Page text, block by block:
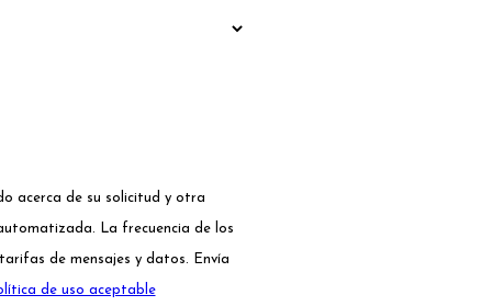
acerca de su solicitud y otra
La frecuencia de los
de mensajes y datos. Envía
de uso aceptable